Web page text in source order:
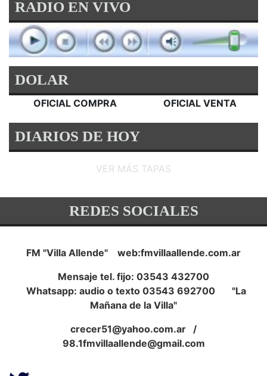
RADIO EN VIVO
DOLAR
OFICIAL COMPRA OFICIAL VENTA
DIARIOS DE HOY
VER MÁS TAPAS
REDES SOCIALES
FM "Villa Allende" web:fmvillaallende.com.ar
Mensaje tel. fijo: 03543 432700
Whatsapp: audio o texto 03543 692700 "La
Mañana de la Villa"
crecer51@yahoo.com.ar /
98.1fmvillaallende@gmail.com